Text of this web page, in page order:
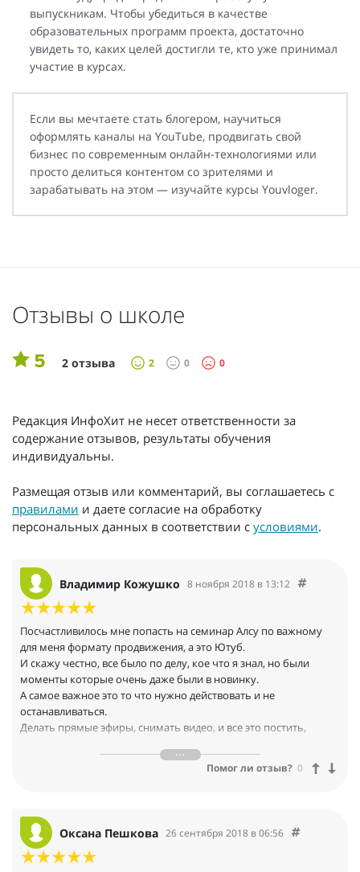
выпускникам. Чтобы убедиться в качестве
образовательных программ проекта, достаточно
увидеть то, каких целей достигли те, кто уже принимал
участие в курсах.
Если вы мечтаете стать блогером, научиться
оформлять каналы на YouTube, продвигать свой
бизнес по современным онлайн-технологиями или
просто делиться контентом со зрителями и
зарабатывать на этом — изучайте курсы Youvloger.
Отзывы о школе
5 2 отзыва 2 0 0
Редакция ИнфоХит не несет ответственности за
содержание отзывов, результаты обучения
индивидуальны.
Размещая отзыв или комментарий, вы соглашаетесь с
правилами и даете согласие на обработку
персональных данных в соответствии с условиями.
Владимир Кожушко 8 ноября 2018 в 13:12
Посчастливилось мне попасть на семинар Алсу по важному
для меня формату продвижения, а это Ютуб.
И скажу честно, все было по делу, кое что я знал, но были
моменты которые очень даже были в новинку.
А самое важное это то что нужно действовать и не
останавливаться.
Делать прямые эфиры, снимать видео, и все это постить,
себе или компании, и самое главное продавать..
Помог ли отзыв? 0
Оксана Пешкова 26 сентября 2018 в 06:56